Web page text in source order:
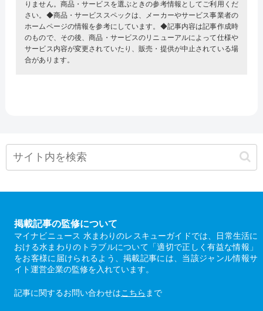
りません。商品・サービスを選ぶときの参考情報としてご利用くだ
さい。◆商品・サービススペックは、メーカーやサービス事業者の
ホームページの情報を参考にしています。◆記事内容は記事作成時
のもので、その後、商品・サービスのリニューアルによって仕様や
サービス内容が変更されていたり、販売・提供が中止されている場
合があります。
掲載記事の監修について
マイナビニュース 水まわりのレスキューガイドでは、日常生活に
おける水まわりのトラブルについて「適切で正しく有益な情報」
をお客様に届けられるよう、掲載記事には、当該ジャンル情報サ
イト運営企業の監修を入れています。
記事に関するお問い合わせはこちら まで